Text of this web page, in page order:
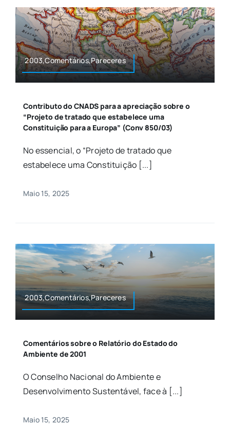
2003,Comentários,Pareceres
Contributo do CNADS para a apreciação sobre o
“Projeto de tratado que estabelece uma
Constituição para a Europa” (Conv 850/03)
No essencial, o “Projeto de tratado que
estabelece uma Constituição [...]
Maio 15, 2025
2003,Comentários,Pareceres
Comentários sobre o Relatório do Estado do
Ambiente de 2001
O Conselho Nacional do Ambiente e
Desenvolvimento Sustentável, face à [...]
Maio 15, 2025